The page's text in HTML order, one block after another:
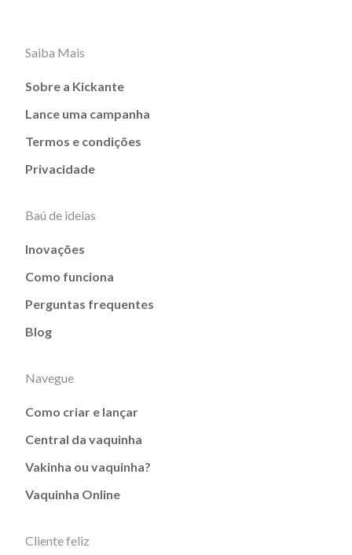
Saiba Mais
Sobre a Kickante
Lance uma campanha
Termos e condições
Privacidade
Baú de ideias
Inovações
Como funciona
Perguntas frequentes
Blog
Navegue
Como criar e lançar
Central da vaquinha
Vakinha ou vaquinha?
Vaquinha Online
Cliente feliz